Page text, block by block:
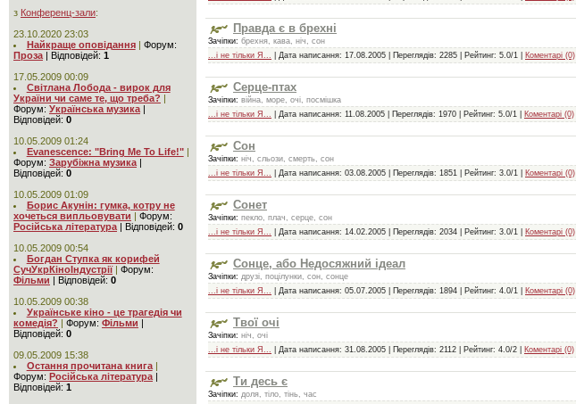
з Конференц-зали:
23.10.2020 23:03
Найкраще оповідання| Форум:
Проза | Відповідей: 1
17.05.2009 00:09
Світлана Лобода - вирок для
України чи саме те, що треба? |
Форум: Українська музика |
Відповідей: 0
10.05.2009 01:24
Evanescence: "Bring Me To Life!"|
Форум: Зарубіжна музика |
Відповідей: 0
10.05.2009 01:09
Борис Акунін: гумка, котру не
хочеться випльовувати | Форум:
Російська література | Відповідей: 0
10.05.2009 00:54
Богдан Ступка як корифей
СучУкрКіноІндустрії| Форум:
Фільми | Відповідей: 0
10.05.2009 00:38
Українське кіно - це трагедія чи
комедія? | Форум: Фільми |
Відповідей: 0
09.05.2009 15:38
Остання прочитана книга|
Форум: Російська література |
Відповідей: 1
Правда є в брехні
Зачіпки: брехня, кава, ніч, сон
...і не тільки Я...
| Дата написання: 17.08.2005 | Переглядів: 2285 | Рейтинг: 5.0/1 | Коментарі (0)
Серце-птах
Зачіпки: війна, море, очі, посмішка
...і не тільки Я...
| Дата написання: 11.08.2005 | Переглядів: 1970 | Рейтинг: 5.0/1 | Коментарі (0)
Сон
Зачіпки: ніч, сльози, смерть, сон
...і не тільки Я...
| Дата написання: 03.08.2005 | Переглядів: 1851 | Рейтинг: 3.0/1 | Коментарі (0)
Сонет
Зачіпки: пекло, плач, серце, сон
...і не тільки Я...
| Дата написання: 14.02.2005 | Переглядів: 2034 | Рейтинг: 3.0/1 | Коментарі (0)
Сонце, або Недосяжний ідеал
Зачіпки: друзі, поцілунки, сон, сонце
...і не тільки Я...
| Дата написання: 05.07.2005 | Переглядів: 1894 | Рейтинг: 4.0/1 | Коментарі (0)
Твої очі
Зачіпки: ніч, очі
...і не тільки Я...
| Дата написання: 31.08.2005 | Переглядів: 2112 | Рейтинг: 4.0/2 | Коментарі (0)
Ти десь є
Зачіпки: доля, тіло, тінь, час